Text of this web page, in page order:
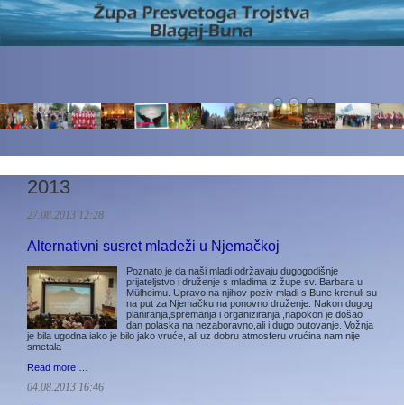
2013
27.08.2013 12:28
Alternativni susret mladeži u Njemačkoj
Poznato je da naši mladi održavaju dugogodišnje
prijateljstvo i druženje s mladima iz župe sv. Barbara u
Mülheimu. Upravo na njihov poziv mladi s Bune krenuli su
na put za Njemačku na ponovno druženje. Nakon dugog
planiranja,spremanja i organiziranja ,napokon je došao
dan polaska na nezaboravno,ali i dugo putovanje. Vožnja
je bila ugodna iako je bilo jako vruće, ali uz dobru atmosferu vrućina nam nije
smetala
Read more …
04.08.2013 16:46